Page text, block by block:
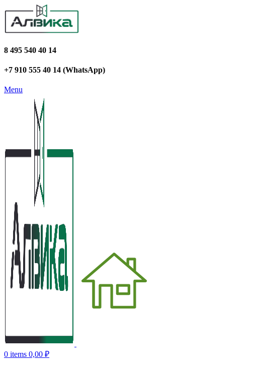
8 495 540 40 14
+7 910 555 40 14 (WhatsApp)
Menu
0 items 0,00 ₽